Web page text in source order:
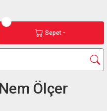
Sepet -
Ölçer